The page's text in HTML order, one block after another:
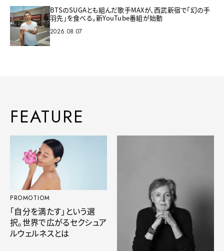
BTSのSUGAとも組んだ歌手MAXが、西武新宿で「幻の手
羽先」を食べる。新YouTube番組が始動
2026.08.07
FEATURE
PROMOTIOM
「自分を満たす」という選
択。世界で広がるセクシュア
ルウェルネスとは